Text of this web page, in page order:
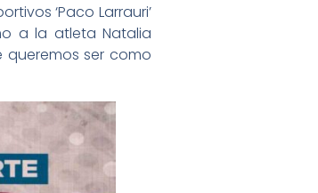
‘Paco Larrauri’
a la atleta Natalia
queremos ser como